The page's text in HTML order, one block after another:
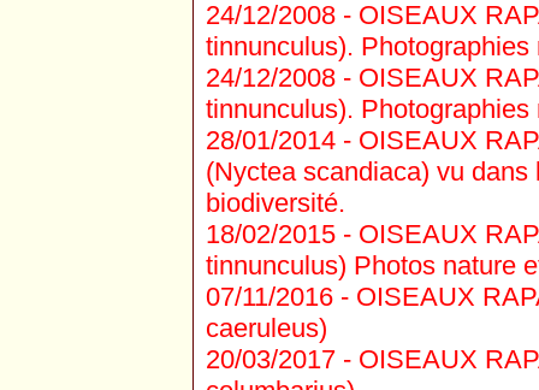
24/12/2008 - OISEAUX
tinnunculus).
24/12/2008 - OISEAUX
tinnunculus).
28/01/2014 - OISEAUX
(Nyctea scandiaca) vu dans
biodiversité.
18/02/2015 - OISEAUX
tinnunculus) Photos nature
07/11/2016 - OISEAUX
caeruleus)
20/03/2017 - OISEAUX